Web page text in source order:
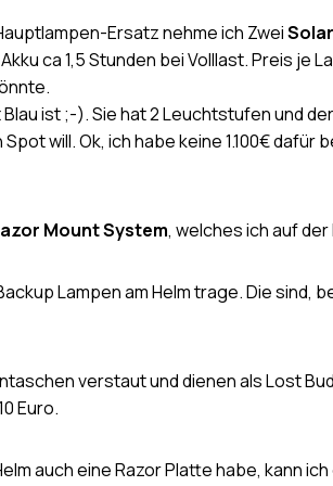
Ersatz nehme ich Zwei
ca 1,5 Stunden bei Volllast. Preis je
ist ;-). Sie hat 2 Leuchtstufen und
will. Ok, ich habe keine 1.100€
Mount System, welches ich auf
Lampen am Helm trage. Die sind,
verstaut und dienen als Lost
Euro.
auch eine Razor Platte habe, kann